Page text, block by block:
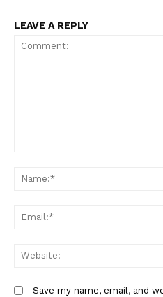
LEAVE A REPLY
Save my name, email, and